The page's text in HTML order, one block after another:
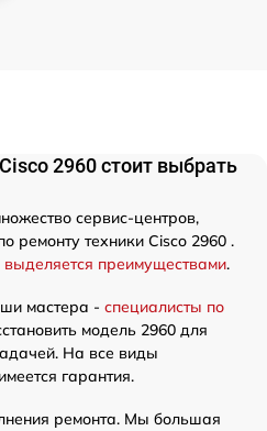
2960 стоит выбрать
сервис-центров,
ремонту техники Cisco 2960 .
преимуществами.
мастера - специалисты по
модель 2960 для
На все виды
гарантия.
ремонта. Мы большая